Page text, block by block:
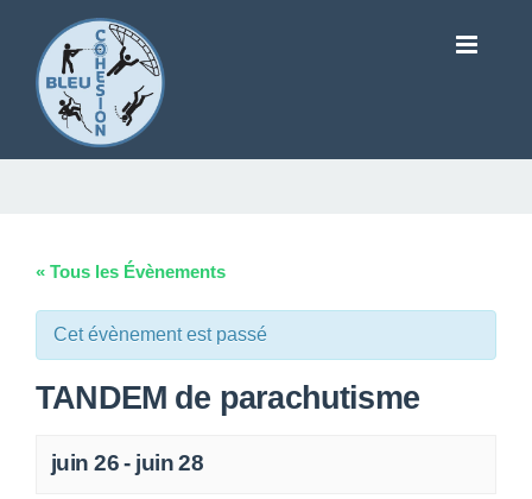
« Tous les Évènements
Cet évènement est passé
TANDEM de parachutisme
juin 26- juin 28